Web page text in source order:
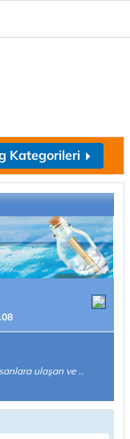
Kategorileri
ulaşan ve ..